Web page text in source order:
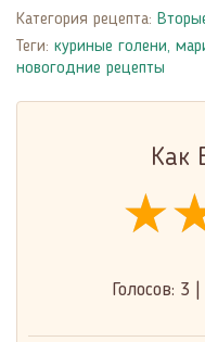
Категория рецепта:
Теги: куриные голени,
новогодние рецепты
Как
Голосов: 3